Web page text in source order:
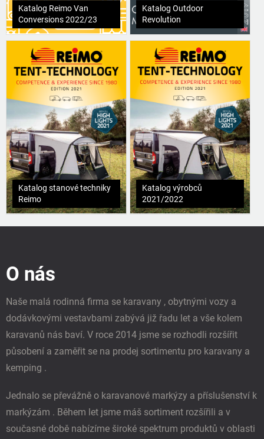
Katalog Reimo Van
Conversions 2022/23
Katalog Outdoor
Revolution
Katalog stanové techniky
Reimo
Katalog výrobců
2021/2022
O nás
Naše malá rodinná firma se karavany , obytnými vozy a
dodávkovými vestavbami zabývá již řadu let a vše kolem
karavanů nás baví. V roce 2014 jsme se rozhodli rozšířit
působení a zaměřit se na prodej sortimentu pro karavany a
kemping .
Jednalo se převážně o karavanové markýzy a příslušenství k
markýzám . Během let jsme máš sortiment rozšířili a v
současné době nabízíme široké spektrum produktů v oblasti